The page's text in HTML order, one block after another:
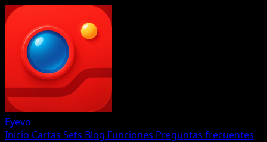
Eyevo
Inicio Cartas Sets Blog Funciones Preguntas frecuentes